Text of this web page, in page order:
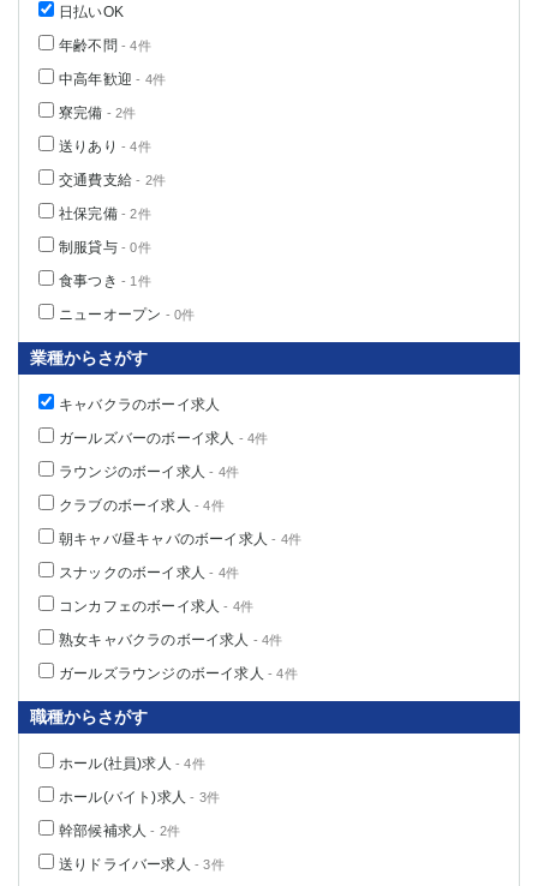
日払いOK
年齢不問 - 4件
中高年歓迎 - 4件
寮完備 - 2件
送りあり - 4件
交通費支給 - 2件
社保完備- 2件
制服貸与- 0件
食事つき - 1件
ニューオープン - 0件
業種からさがす
キャバクラのボーイ求人
ガールズバーのボーイ求人 - 4件
ラウンジのボーイ求人 - 4件
クラブのボーイ求人 - 4件
朝キャバ/昼キャバのボーイ求人 - 4件
スナックのボーイ求人 - 4件
コンカフェのボーイ求人 - 4件
熟女キャバクラのボーイ求人 - 4件
ガールズラウンジのボーイ求人 - 4件
職種からさがす
ホール(社員)求人 - 4件
ホール(バイト)求人 - 3件
幹部候補求人 - 2件
送りドライバー求人 - 3件